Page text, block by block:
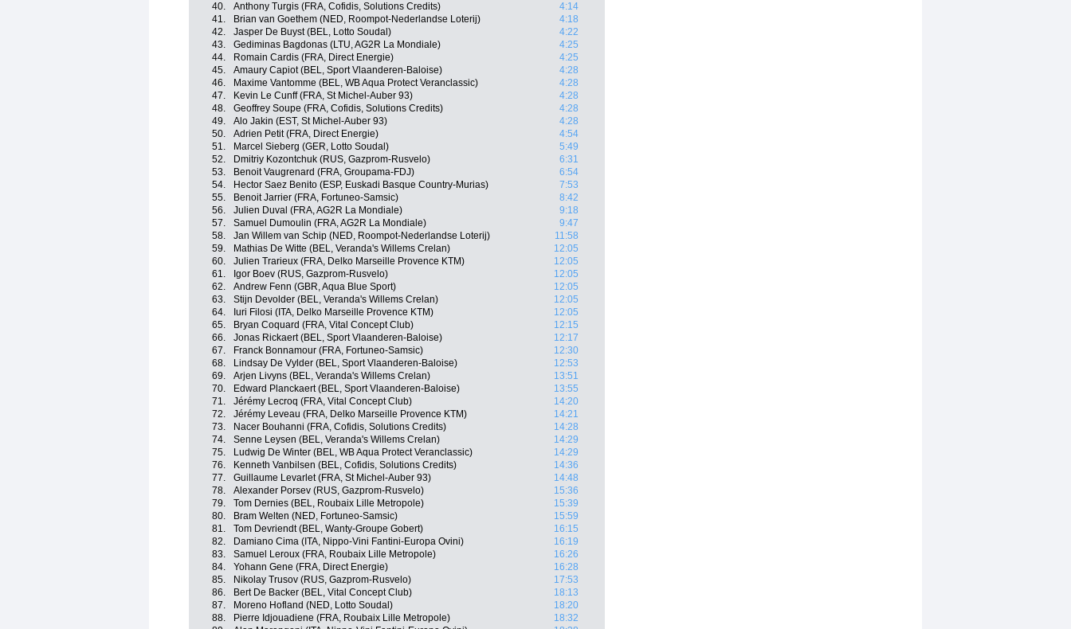
40.
Anthony Turgis (FRA, Cofidis, Solutions Credits)
4:14
41.
Brian van Goethem (NED, Roompot-Nederlandse Loterij)
4:18
42.
Jasper De Buyst (BEL, Lotto Soudal)
4:22
43.
Gediminas Bagdonas (LTU, AG2R La Mondiale)
4:25
44.
Romain Cardis (FRA, Direct Energie)
4:25
45.
Amaury Capiot (BEL, Sport Vlaanderen-Baloise)
4:28
46.
Maxime Vantomme (BEL, WB Aqua Protect Veranclassic)
4:28
47.
Kevin Le Cunff (FRA, St Michel-Auber 93)
4:28
48.
Geoffrey Soupe (FRA, Cofidis, Solutions Credits)
4:28
49.
Alo Jakin (EST, St Michel-Auber 93)
4:28
50.
Adrien Petit (FRA, Direct Energie)
4:54
51.
Marcel Sieberg (GER, Lotto Soudal)
5:49
52.
Dmitriy Kozontchuk (RUS, Gazprom-Rusvelo)
6:31
53.
Benoit Vaugrenard (FRA, Groupama-FDJ)
6:54
54.
Hector Saez Benito (ESP, Euskadi Basque Country-Murias)
7:53
55.
Benoit Jarrier (FRA, Fortuneo-Samsic)
8:42
56.
Julien Duval (FRA, AG2R La Mondiale)
9:18
57.
Samuel Dumoulin (FRA, AG2R La Mondiale)
9:47
58.
Jan Willem van Schip (NED, Roompot-Nederlandse Loterij)
11:58
59.
Mathias De Witte (BEL, Veranda's Willems Crelan)
12:05
60.
Julien Trarieux (FRA, Delko Marseille Provence KTM)
12:05
61.
Igor Boev (RUS, Gazprom-Rusvelo)
12:05
62.
Andrew Fenn (GBR, Aqua Blue Sport)
12:05
63.
Stijn Devolder (BEL, Veranda's Willems Crelan)
12:05
64.
Iuri Filosi (ITA, Delko Marseille Provence KTM)
12:05
65.
Bryan Coquard (FRA, Vital Concept Club)
12:15
66.
Jonas Rickaert (BEL, Sport Vlaanderen-Baloise)
12:17
67.
Franck Bonnamour (FRA, Fortuneo-Samsic)
12:30
68.
Lindsay De Vylder (BEL, Sport Vlaanderen-Baloise)
12:53
69.
Arjen Livyns (BEL, Veranda's Willems Crelan)
13:51
70.
Edward Planckaert (BEL, Sport Vlaanderen-Baloise)
13:55
71.
Jérémy Lecroq (FRA, Vital Concept Club)
14:20
72.
Jérémy Leveau (FRA, Delko Marseille Provence KTM)
14:21
73.
Nacer Bouhanni (FRA, Cofidis, Solutions Credits)
14:28
74.
Senne Leysen (BEL, Veranda's Willems Crelan)
14:29
75.
Ludwig De Winter (BEL, WB Aqua Protect Veranclassic)
14:29
76.
Kenneth Vanbilsen (BEL, Cofidis, Solutions Credits)
14:36
77.
Guillaume Levarlet (FRA, St Michel-Auber 93)
14:48
78.
Alexander Porsev (RUS, Gazprom-Rusvelo)
15:36
79.
Tom Dernies (BEL, Roubaix Lille Metropole)
15:39
80.
Bram Welten (NED, Fortuneo-Samsic)
15:59
81.
Tom Devriendt (BEL, Wanty-Groupe Gobert)
16:15
82.
Damiano Cima (ITA, Nippo-Vini Fantini-Europa Ovini)
16:19
83.
Samuel Leroux (FRA, Roubaix Lille Metropole)
16:26
84.
Yohann Gene (FRA, Direct Energie)
16:28
85.
Nikolay Trusov (RUS, Gazprom-Rusvelo)
17:53
86.
Bert De Backer (BEL, Vital Concept Club)
18:13
87.
Moreno Hofland (NED, Lotto Soudal)
18:20
88.
Pierre Idjouadiene (FRA, Roubaix Lille Metropole)
18:32